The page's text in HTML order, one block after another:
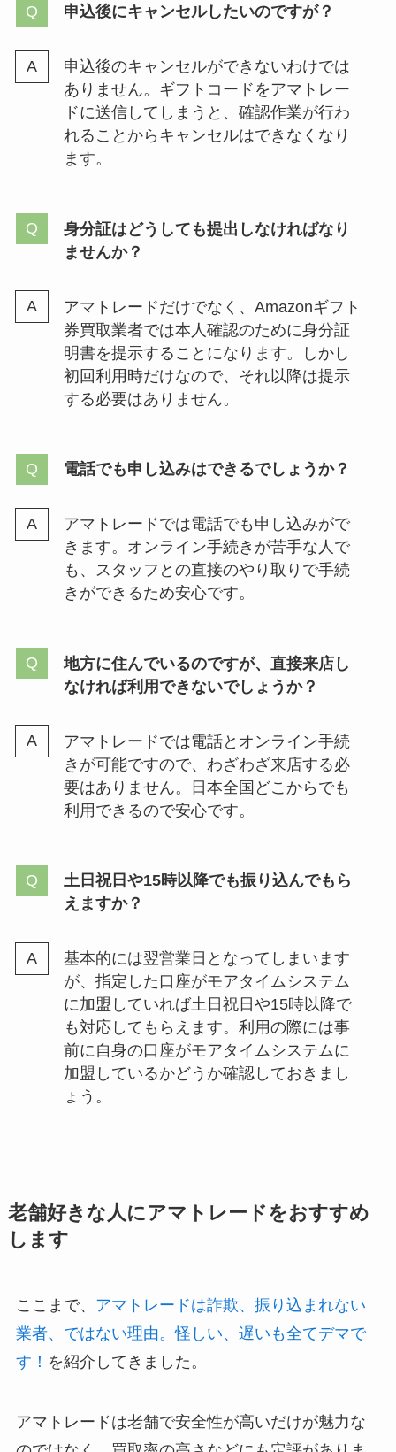
申込後にキャンセルしたいのですが？
申込後のキャンセルができないわけでは
ありません。ギフトコードをアマトレー
ドに送信してしまうと、確認作業が行わ
れることからキャンセルはできなくなり
ます。
身分証はどうしても提出しなければなり
ませんか？
アマトレードだけでなく、Amazonギフト
券買取業者では本人確認のために身分証
明書を提示することになります。しかし
初回利用時だけなので、それ以降は提示
する必要はありません。
電話でも申し込みはできるでしょうか？
アマトレードでは電話でも申し込みがで
きます。オンライン手続きが苦手な人で
も、スタッフとの直接のやり取りで手続
きができるため安心です。
地方に住んでいるのですが、直接来店し
なければ利用できないでしょうか？
アマトレードでは電話とオンライン手続
きが可能ですので、わざわざ来店する必
要はありません。日本全国どこからでも
利用できるので安心です。
土日祝日や15時以降でも振り込んでもら
えますか？
基本的には翌営業日となってしまいます
が、指定した口座がモアタイムシステム
に加盟していれば土日祝日や15時以降で
も対応してもらえます。利用の際には事
前に自身の口座がモアタイムシステムに
加盟しているかどうか確認しておきまし
ょう。
老舗好きな人にアマトレードをおすすめ
します
ここまで、 アマトレードは詐欺、振り込まれない
業者、ではない理由。怪しい、遅いも全てデマで
す！ を紹介してきました。
アマトレードは老舗で安全性が高いだけが魅力な